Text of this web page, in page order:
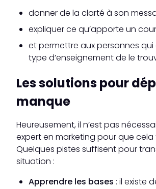
donner de la clarté à son
expliquer ce qu’apporte un
et permettre aux personnes
type d’enseignement de le
Les solutions pour
manque
Heureusement, il n’est pas
expert en marketing pour que
Quelques pistes suffisent pour
situation :
Apprendre les bases : il existe